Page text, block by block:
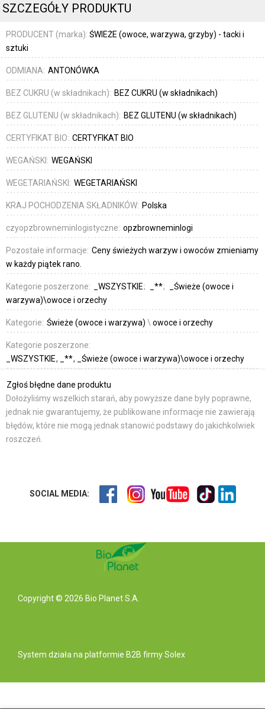
SZCZEGÓŁY PRODUKTU
PRODUCENT (marka): ŚWIEŻE (owoce, warzywa, grzyby) - tacki i
sztuki
ODMIANA: ANTONÓWKA
BEZ CUKRU (w składnikach): BEZ CUKRU (w składnikach)
BEZ GLUTENU (w składnikach): BEZ GLUTENU (w składnikach)
CERTYFIKAT BIO: CERTYFIKAT BIO
WEGAŃSKI: WEGAŃSKI
WEGETARIAŃSKI: WEGETARIAŃSKI
KRAJ POCHODZENIA SKŁADNIKÓW: Polska
czyopzbrowneminlogistyczne: opzbrowneminlogi
Pozostałe informacje: Ceny świeżych warzyw i owoców zmieniamy
w każdy piątek rano.
Kategorie poszerzone: _WSZYSTKIE _**
_Świeże (owoce i
warzywa)\owoce i orzechy
Kategorie: Świeże (owoce i warzywa) \ owoce i orzechy
Kategorie poszerzone:
_WSZYSTKIE
_** _Świeże (owoce i warzywa)\owoce i orzechy
Zgłoś błędne dane produktu
Dołożyliśmy wszelkich starań, aby powyższe dane były poprawne,
jednak nie gwarantujemy, że publikowane informacje nie zawierają
błędów, które nie mogą jednak stanowić podstawy do jakichkolwiek
roszczeń.
SOCIAL MEDIA:
Copyright © 2026 Bio Planet S.A.
System działa na platformie B2B firmy Solex